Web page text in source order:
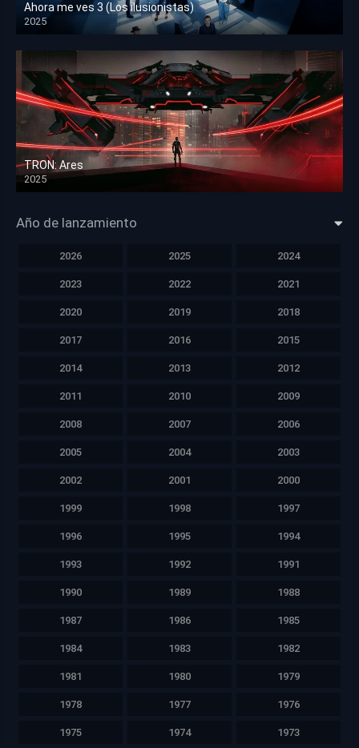
Ahora me ves 3 (Los ilusionistas)
2025
HD 1080p
TRON: Ares
2025
HD 1080p
Año de lanzamiento
2026 2025 2024
2023 2022 2021
2020 2019 2018
2017 2016 2015
2014 2013 2012
2011 2010 2009
2008 2007 2006
2005 2004 2003
2002 2001 2000
1999 1998 1997
1996 1995 1994
1993 1992 1991
1990 1989 1988
1987 1986 1985
1984 1983 1982
1981 1980 1979
1978 1977 1976
1975 1974 1973